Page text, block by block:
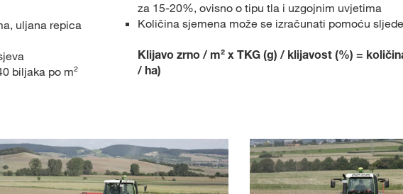
uljana repica
biljaka po m²
za 15-20%, ovisno o tipu tla i uzgojnim uvjetima
Količina sjemena može se izračunati pomoću
Klijavo zrno / m² x TKG (g) / klijavost (%) =
/ ha)